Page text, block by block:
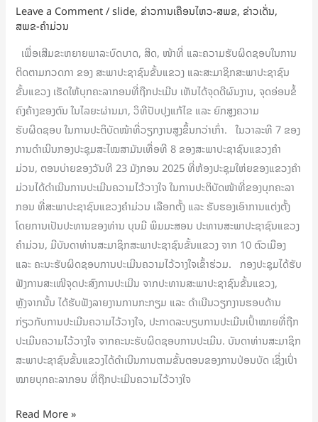
Leave a Comment/slide, ຂ່າວການເຄືອນໄຫວ-ສພຂ, ຂ່າວເດັ່ນ,
ສພຂ-ຄໍາມ່ວນ
ເພື່ອເສີມຂະຫຍາຍພາລະບົດບາດ, ສິດ, ໜ້າທີ່ ແລະຄວາມຮັບຜິດຊອບໃນການ
ຕິດຕາມກວດກາ ຂອງ ສະພາປະຊາຊົນຂັ້ນແຂວງ ແລະສະມາຊິກສະພາປະຊາຊົນ
ຂັ້ນແຂວງ ເຮັດໃຫ້ບຸກຄະລາກອນທີ່ຖືກປະເມີນ ເຫັນໄດ້ຈຸດດີຜົນງານ, ຈຸດອ່ອນຂໍ້
ຄົງຄ້າງຂອງຕົນ ໃນໄລຍະຜ່ານມາ, ວິທີປັບປຸງແກ້ໄຂ ແລະ ຍົກສູງຄວາມ
ຮັບຜິດຊອບ ໃນການປະຕິບັດໜ້າທີ່ວຽກງານສູງຂຶ້ນກວ່າເກົ່າ. ໃນວາລະທີ 7 ຂອງ
ການດຳເນີນກອງປະຊຸມສະໄໝສາມັນເທື່ອທີ 8 ຂອງສະພາປະຊາຊົນແຂວງຄຳ
ມ່ວນ, ຕອນບ່າຍຂອງວັນທີ 23 ມັງກອນ 2025 ທີ່ຫ້ອງປະຊຸມໃຫ່ຍຂອງແຂວງຄຳ
ມ່ວນໄດ້ດໍາເນີນການປະເມີນຄວາມໄວ້ວາງໃຈ ໃນການປະຕິບັດໜ້າທີ່ຂອງບຸກຄະລາ
ກອນ ທີ່ສະພາປະຊາຊົນແຂວງຄຳມ່ວນ ເລືອກຕັ້ງ ແລະ ຮັບຮອງເອົາການແຕ່ງຕັ້ງ
ໂດຍການເປັນປະທານຂອງທ່ານ ບຸນມີ ພິມມະສອນ ປະທານສະພາປະຊາຊົນແຂວງ
ຄຳມ່ວນ, ມີບັນດາທ່ານສະມາຊິກສະພາປະຊາຊົນຂັ້ນແຂວງ ຈາກ 10 ຕົວເມືອງ
ແລະ ຄະນະຮັບຜິດຊອບການປະເມີນຄວາມໄວ້ວາງໃຈເຂົ້າຮ່ວມ. ກອງປະຊຸມໄດ້ຮັບ
ຟັງການສະເໜີຈຸດປະສົງການປະເມີນ ຈາກປະທານສະພາປະຊາຊົນຂັ້ນແຂວງ,
ຫຼັງຈາກນັ້ນ ໄດ້ຮັບຟັງລາຍງານການກະກຽມ ແລະ ດໍາເນີນວຽກງານຮອບດ້ານ
ກ່ຽວກັບການປະເມີນຄວາມໄວ້ວາງໃຈ, ປະກາດລະບຽບການປະເມີນເປົ້າໝາຍທີ່ຖືກ
ປະເມີນຄວາມໄວ້ວາງໃຈ ຈາກຄະນະຮັບຜິດຊອບການປະເມີນ. ບັນດາທ່ານສະມາຊິກ
ສະພາປະຊາຊົນຂັ້ນແຂວງໄດ້ດຳເນີນການຕາມຂັ້ນຕອນຂອງການປ່ອນບັດ ເຊິ່ງເປົ່າ
ໝາຍບຸກຄະລາກອນ ທີ່ຖືກປະເມີນຄວາມໄວ້ວາງໃຈ
ແລະ
ເອົາ
ການ
ແຕ່ງຕັ້ງ
Read More »